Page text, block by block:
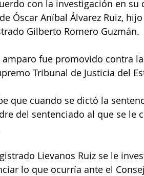
con la investigación en
Óscar Aníbal Álvarez Ruiz,
Gilberto Romero Guzmán.
amparo fue promovido contra
Tribunal de Justicia del
que cuando se dictó la
del sentenciado al que se le
Lievanos Ruiz se le
lo que ocurría ante el